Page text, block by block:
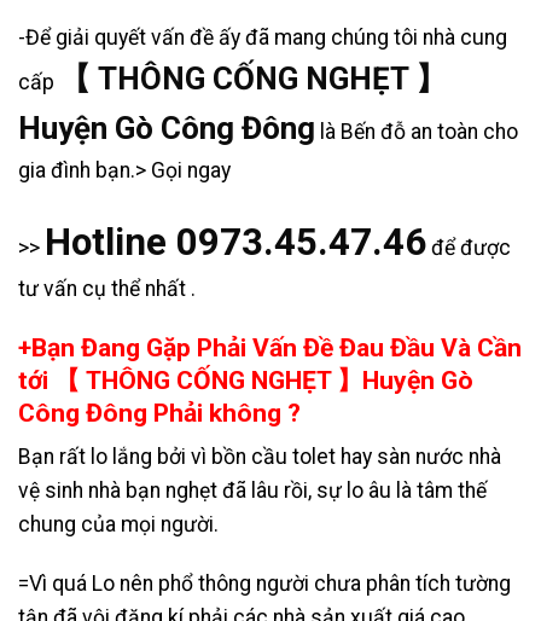
-Để giải quyết vấn đề ấy đã mang chúng tôi nhà cung
cấp
【 THÔNG CỐNG NGHẸT 】
Huyện Gò Công Đông là Bến đỗ an toàn cho
gia đình bạn.> Gọi ngay
>> Hotline 0973.45.47.46 để được
tư vấn cụ thể nhất .
+Bạn Đang Gặp Phải Vấn Đề Đau Đầu Và Cần
tới 【 THÔNG CỐNG NGHẸT 】Huyện Gò
Công Đông Phải không ?
Bạn rất lo lắng bởi vì bồn cầu tolet hay sàn nước nhà
vệ sinh nhà bạn nghẹt đã lâu rồi, sự lo âu là tâm thế
chung của mọi người.
=Vì quá Lo nên phổ thông người chưa phân tích tường